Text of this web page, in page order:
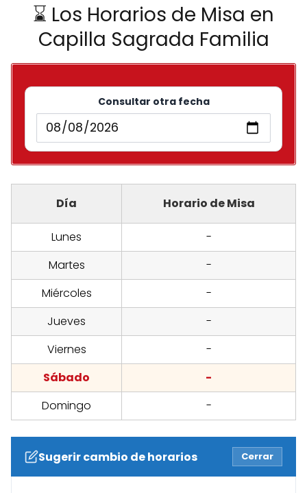
⌛ Los Horarios de Misa en
Capilla Sagrada Familia
Consultar otra fecha
Día Horario de Misa
Lunes
-
Martes
-
Miércoles
-
Jueves
-
Viernes
-
Sábado
-
Domingo
-
Sugerir cambio de horarios Cerrar